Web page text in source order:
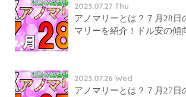
2023.07.27 Thu
アノマリーとは？７月28日
マリーを紹介！ドル安の傾
2023.07.26 Wed
アノマリーとは？７月27日